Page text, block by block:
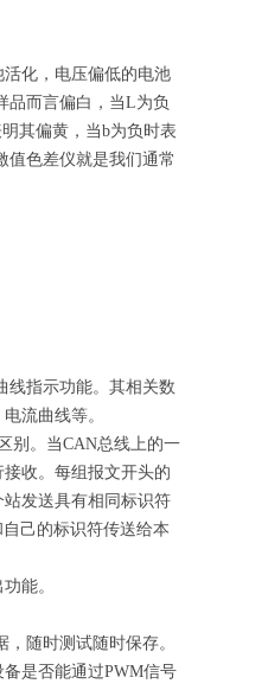
化，电压偏低的电池
品而言偏白，当L为负
其偏黄，当b为负时表
值色差仪就是我们通常
线指示功能。其相关数
流曲线等。
别。当CAN总线上的一
收。每组报文开头的
发送具有相同标识符
己的标识符传送给本
能。
随时测试随时保存。
是否能通过PWM信号